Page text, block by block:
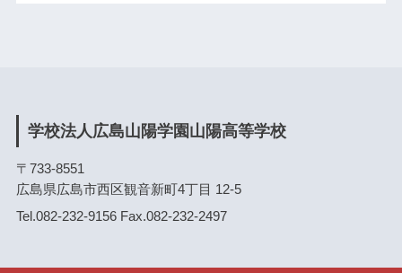
学校法人広島山陽学園山陽高等学校
〒733-8551
広島県広島市西区観音新町4丁目 12-5
Tel.082-232-9156 Fax.082-232-2497